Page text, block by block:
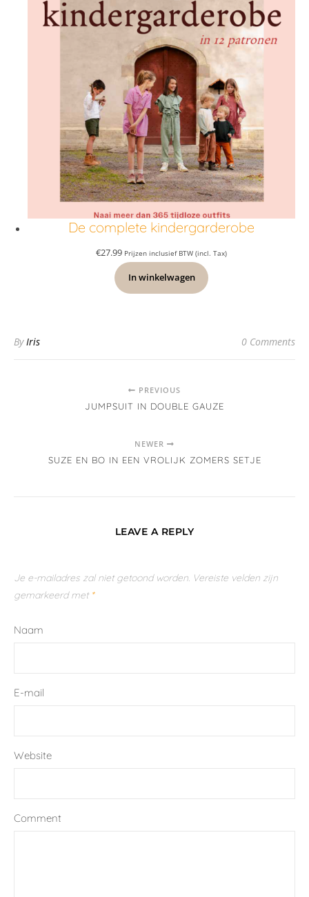
De complete kindergarderobe
€27.99 Prijzen inclusief BTW (incl. Tax)
In winkelwagen
ByIris 0 Comments
PREVIOUS
JUMPSUIT IN DOUBLE GAUZE
NEWER
SUZE EN BO IN EEN VROLIJK ZOMERS SETJE
LEAVE A REPLY
Je e-mailadres zal niet getoond worden. Vereiste velden zijn
gemarkeerd met *
Naam
E-mail
Website
Comment